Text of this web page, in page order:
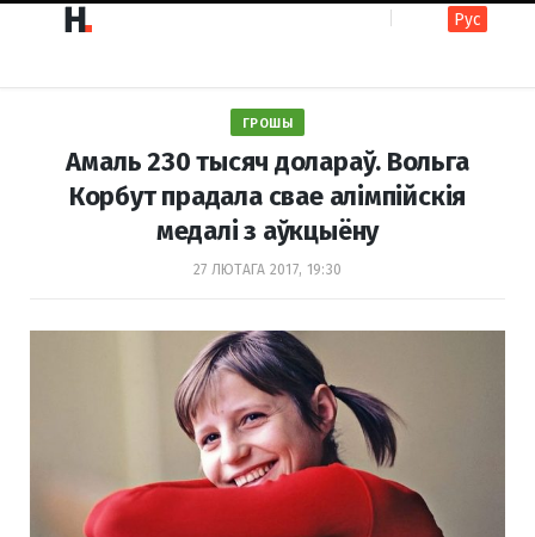
c
b
o
s
a
g
Рус
ГРОШЫ
Амаль 230 тысяч долараў. Вольга
Корбут прадала свае алімпійскія
медалі з аўкцыёну
27 ЛЮТАГА 2017, 19:30